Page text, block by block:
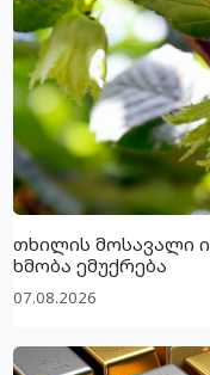
თხილის მოსავალი
ხმობა ემუქრება
07.08.2026